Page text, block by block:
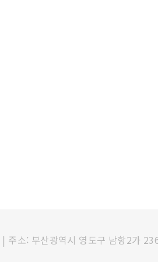
| 주소: 부산광역시 영도구 남항2가